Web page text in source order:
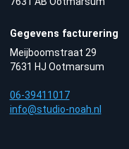
Gegevens facturering
Meijboomstraat 29
7631 HJ Ootmarsum
06-39411017
info@studio-noah.nl